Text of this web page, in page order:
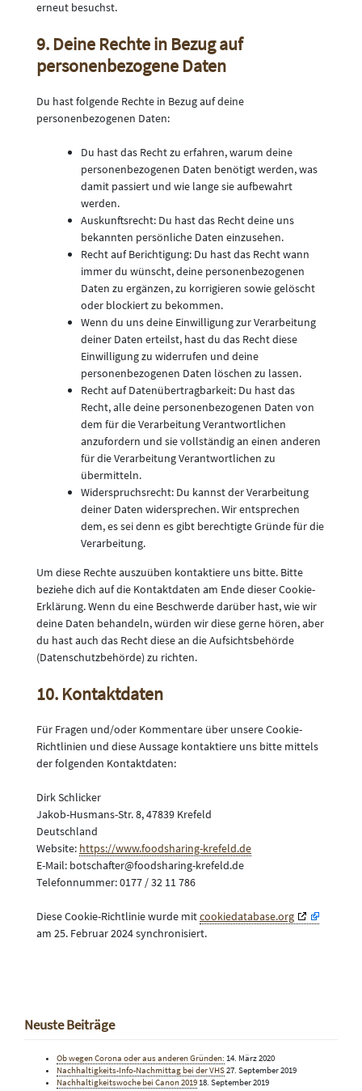
erneut besuchst.
9. Deine Rechte in Bezug auf
personenbezogene Daten
Du hast folgende Rechte in Bezug auf deine
personenbezogenen Daten:
Du hast das Recht zu erfahren, warum deine
personenbezogenen Daten benötigt werden, was
damit passiert und wie lange sie aufbewahrt
werden.
Auskunftsrecht: Du hast das Recht deine uns
bekannten persönliche Daten einzusehen.
Recht auf Berichtigung: Du hast das Recht wann
immer du wünscht, deine personenbezogenen
Daten zu ergänzen, zu korrigieren sowie gelöscht
oder blockiert zu bekommen.
Wenn du uns deine Einwilligung zur Verarbeitung
deiner Daten erteilst, hast du das Recht diese
Einwilligung zu widerrufen und deine
personenbezogenen Daten löschen zu lassen.
Recht auf Datenübertragbarkeit: Du hast das
Recht, alle deine personenbezogenen Daten von
dem für die Verarbeitung Verantwortlichen
anzufordern und sie vollständig an einen anderen
für die Verarbeitung Verantwortlichen zu
übermitteln.
Widerspruchsrecht: Du kannst der Verarbeitung
deiner Daten widersprechen. Wir entsprechen
dem, es sei denn es gibt berechtigte Gründe für die
Verarbeitung.
Um diese Rechte auszuüben kontaktiere uns bitte. Bitte
beziehe dich auf die Kontaktdaten am Ende dieser Cookie-
Erklärung. Wenn du eine Beschwerde darüber hast, wie wir
deine Daten behandeln, würden wir diese gerne hören, aber
du hast auch das Recht diese an die Aufsichtsbehörde
(Datenschutzbehörde) zu richten.
10. Kontaktdaten
Für Fragen und/oder Kommentare über unsere Cookie-
Richtlinien und diese Aussage kontaktiere uns bitte mittels
der folgenden Kontaktdaten:
Dirk Schlicker
Jakob-Husmans-Str. 8, 47839 Krefeld
Deutschland
Website: https://www.foodsharing-krefeld.de
E-Mail: botschafter@foodsharing-krefeld.de
Telefonnummer: 0177 / 32 11 786
Diese Cookie-Richtlinie wurde mitcookiedatabase.org
am 25. Februar 2024 synchronisiert.
Neuste Beiträge
Ob wegen Corona oder aus anderen Gründen: 14. März 2020
Nachhaltigkeits-Info-Nachmittag bei der VHS27. September 2019
Nachhaltigkeitswoche bei Canon 201918. September 2019